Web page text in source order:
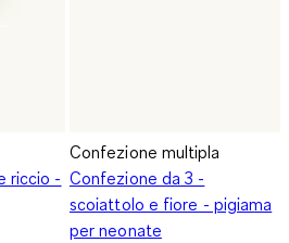
riccio -
Confezione multipla
Confezione da 3 -
scoiattolo e fiore - pigiama
per neonate